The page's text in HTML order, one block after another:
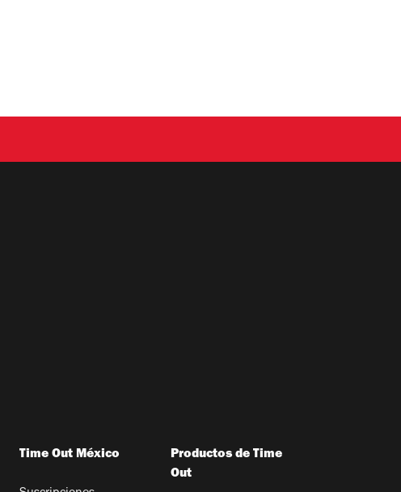
Time Out México
Productos de Time
Out